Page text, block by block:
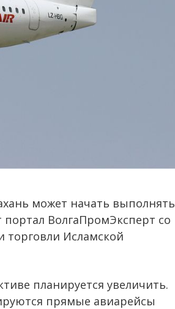
может начать выполнять
ВолгаПромЭксперт со
Исламской
планируется увеличить.
прямые авиарейсы